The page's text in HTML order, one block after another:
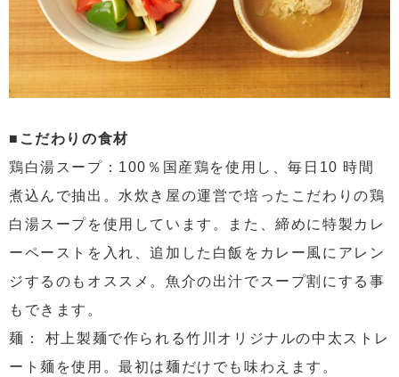
■こだわりの食材
鶏白湯スープ：100％国産鶏を使用し、毎日10 時間
煮込んで抽出。水炊き屋の運営で培ったこだわりの鶏
白湯スープを使用しています。また、締めに特製カレ
ーペーストを入れ、追加した白飯をカレー風にアレン
ジするのもオススメ。魚介の出汁でスープ割にする事
もできます。
麺： 村上製麺で作られる竹川オリジナルの中太ストレ
ート麺を使用。最初は麺だけでも味わえます。